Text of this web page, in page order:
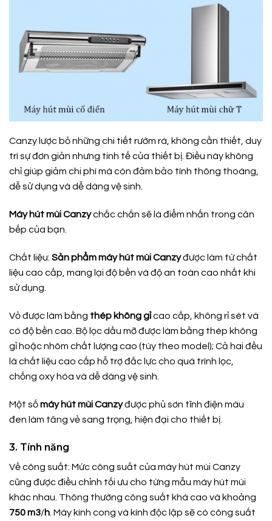
Canzy lược bỏ những chi tiết rườm rà, không cần thiết, duy
trì sự đơn giản nhưng tinh tế của thiết bị. Điều này không
chỉ giúp giảm chi phí mà còn đảm bảo tính thông thoáng,
dễ sử dụng và dễ dàng vệ sinh.
Máy hút mùi Canzychắc chắn sẽ là điểm nhấn trong căn
bếp của bạn.
Chất liệu: Sản phẩm máy hút mùi Canzyđược làm từ chất
liệu cao cấp, mang lại độ bền và độ an toàn cao nhất khi
sử dụng.
Vỏ được làm bằng thép không gỉcao cấp, không rỉ sét và
có độ bền cao. Bộ lọc dầu mỡ được làm bằng thép không
gỉ hoặc nhôm chất lượng cao (tùy theo model); Cả hai đều
là chất liệu cao cấp hỗ trợ đắc lực cho quá trình lọc,
chống oxy hóa và dễ dàng vệ sinh.
Một sốmáy hút mùi Canzyđược phủ sơn tĩnh điện màu
đen làm tăng vẻ sang trọng, hiện đại cho thiết bị.
3. Tính năng
Về công suất: Mức công suất của máy hút mùi Canzy
cũng được điều chỉnh tối ưu cho từng mẫu máy hút mùi
khác nhau. Thông thường công suất khá cao và khoảng
750m3/h. Máy kính cong và kính độc lập sẽ có công suất